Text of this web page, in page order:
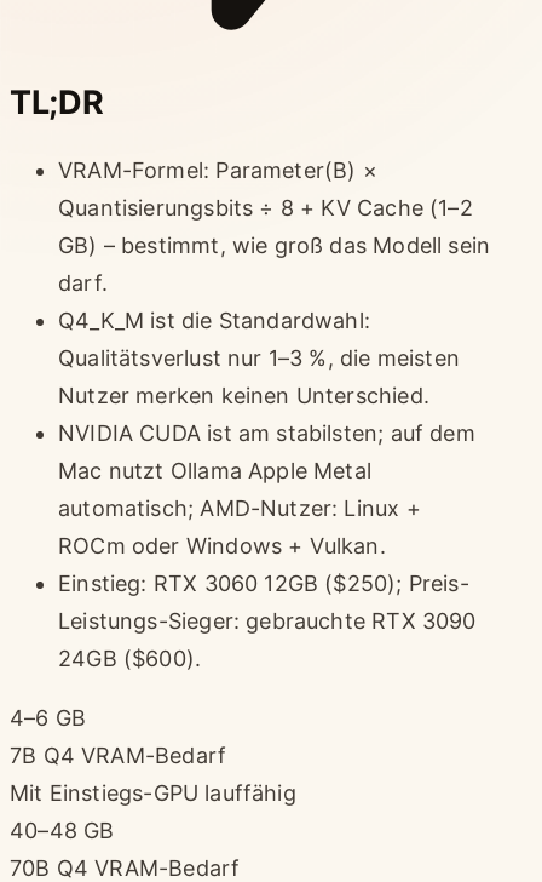
TL;DR
VRAM-Formel: Parameter(B) ×
Quantisierungsbits ÷ 8 + KV Cache (1–2
GB) – bestimmt, wie groß das Modell sein
darf.
Q4_K_M ist die Standardwahl:
Qualitätsverlust nur 1–3 %, die meisten
Nutzer merken keinen Unterschied.
NVIDIA CUDA ist am stabilsten; auf dem
Mac nutzt Ollama Apple Metal
automatisch; AMD-Nutzer: Linux +
ROCm oder Windows + Vulkan.
Einstieg: RTX 3060 12GB ($250); Preis-
Leistungs-Sieger: gebrauchte RTX 3090
24GB ($600).
4–6 GB
7B Q4 VRAM-Bedarf
Mit Einstiegs-GPU lauffähig
40–48 GB
70B Q4 VRAM-Bedarf